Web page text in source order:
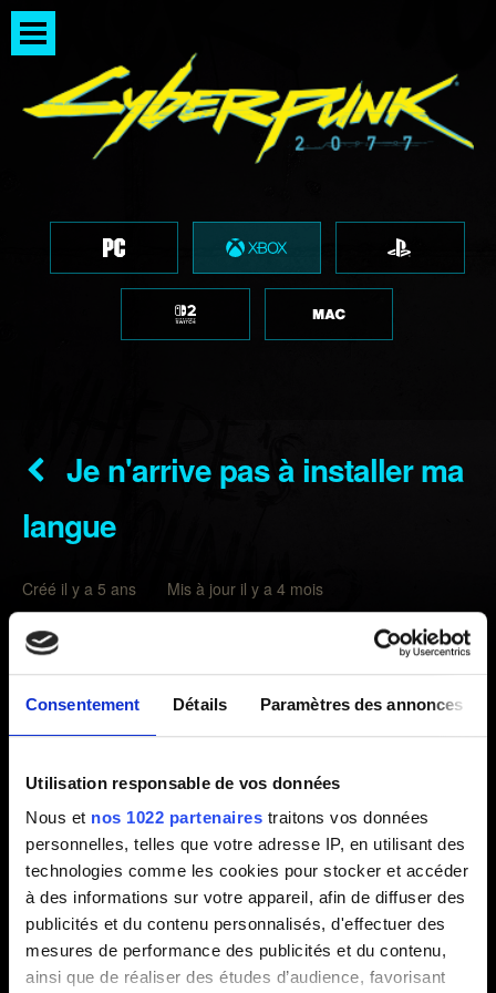
Consentement Détails Paramètres des annonces
Utilisation responsable de vos données
Nous et nos 1022 partenaires traitons vos données
personnelles, telles que votre adresse IP, en utilisant des
technologies comme les cookies pour stocker et accéder
à des informations sur votre appareil, afin de diffuser des
publicités et du contenu personnalisés, d'effectuer des
mesures de performance des publicités et du contenu,
ainsi que de réaliser des études d’audience, favorisant
Je n'arrive pas à installer ma
langue
Créé il y a 5 ans Mis à jour il y a 4 mois
Pour installer une langue différente de la langue
principale de votre région, vous devrez la télécharger.
Non installée, sélectionnez l'icône à côté (vérifiez que
vous avez assez d'espace disponible).
NB : vous ne pouvez télécharger que les langues
disponibles dans votre région, les langues des autres
régions ne seront pas disponibles. Pour plus
d'information sur les langues disponibles, consultezcet
article.